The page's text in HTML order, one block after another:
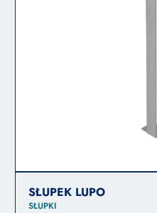
SŁUPEK LUPO
SŁUPKI